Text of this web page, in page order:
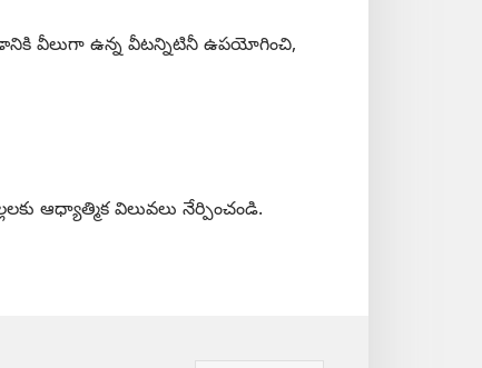
వీలుగా ఉన్న వీటన్నిటినీ ఉపయోగించి,
ఆధ్యాత్మిక విలువలు నేర్పించండి.